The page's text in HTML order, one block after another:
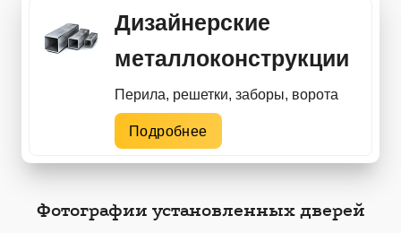
Дизайнерские
металлоконструкции
Перила, решетки, заборы, ворота
Подробнее
Фотографии установленных дверей